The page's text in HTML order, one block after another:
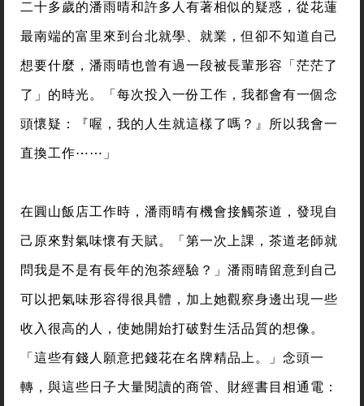
二十多歲的潘雨晴和許多人有著相似的疑惑，從花蓮
最南端的富里來到台北就學、就業，但卻不知道自己
想要什麼，潘雨晴也曾有過一段被長輩形容「茫茫了
了」的時光。「每次投入一份工作，我都會有一個念
頭懷疑：『喔，我的人生就這樣了嗎？』所以我會一
直換工作⋯⋯」
在圓山飯店工作時，潘雨晴有機會接觸茶道，發現自
己原來對氣味懷有天賦。「第一次上課，茶道老師就
問我是不是有長年的泡茶經驗？」潘雨晴留意到自己
可以把氣味形容得很具體，加上她觀察身邊出現一些
收入很高的人，使她開始打破對生活品質的想像。
「這些有錢人願意把錢花在名牌精品上。」念頭一
轉，與這些日子大量閱讀的商管、財經書目相通電：